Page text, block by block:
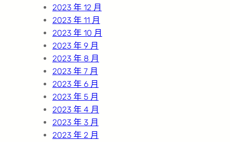
2023 年 12 月
2023 年 11 月
2023 年 10 月
2023 年 9 月
2023 年 8 月
2023 年 7 月
2023 年 6 月
2023 年 5 月
2023 年 4 月
2023 年 3 月
2023 年 2 月